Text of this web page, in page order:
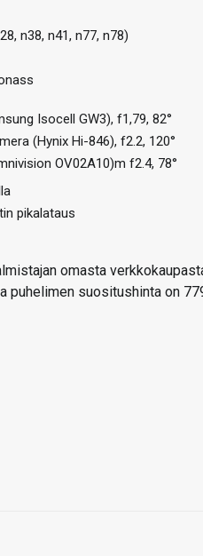
n38, n41, n77, n78)
Isocell GW3), f1,79, 82°
(Hynix Hi-846), f2.2, 120°
OV02A10)m f2.4, 78°
pikalataus
omasta
puhelimen suositushinta on